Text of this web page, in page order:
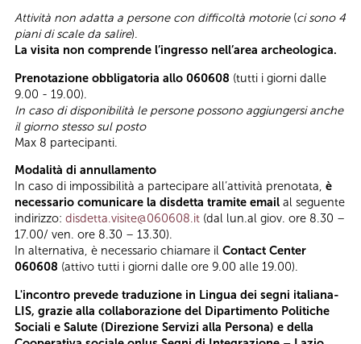
Attività non adatta a persone con difficoltà motorie(ci sono 4
piani di scale da salire).
La visita non comprende l’ingresso nell’area archeologica.
Prenotazione obbligatoria allo 060608 (tutti i giorni dalle
9.00 - 19.00).
In caso di disponibilità le persone possono aggiungersi anche
il giorno stesso sul posto
Max 8 partecipanti.
Modalità di annullamento
In caso di impossibilità a partecipare all’attività prenotata, è
necessario comunicare la disdetta tramite email al seguente
indirizzo: disdetta.visite@060608.it (dal lun.al giov. ore 8.30 –
17.00/ ven. ore 8.30 – 13.30).
In alternativa, è necessario chiamare il Contact Center
060608 (attivo tutti i giorni dalle ore 9.00 alle 19.00).
L'incontro prevede traduzione in Lingua dei segni italiana-
LIS, grazie alla collaborazione del Dipartimento Politiche
Sociali e Salute (Direzione Servizi alla Persona) e della